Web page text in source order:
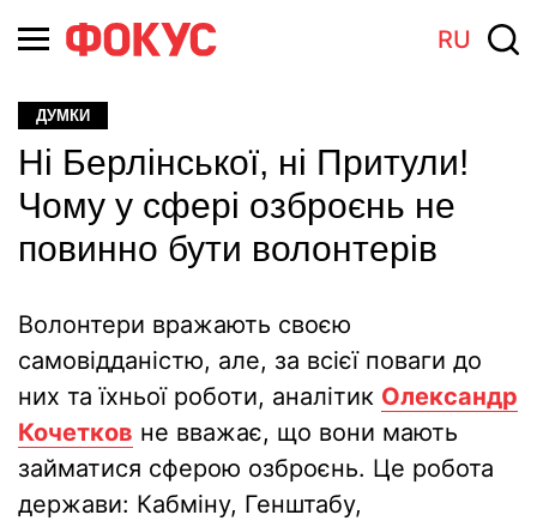
RU
ДУМКИ
Ні Берлінської, ні Притули!
Чому у сфері озброєнь не
повинно бути волонтерів
Волонтери вражають своєю
самовідданістю, але, за всієї поваги до
них та їхньої роботи, аналітик Олександр
Кочетков не вважає, що вони мають
займатися сферою озброєнь. Це робота
держави: Кабміну, Генштабу,